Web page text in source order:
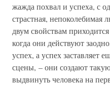
жажда похвал и успеха, с
страстная, непоколебимая
двум свойствам
когда они действуют
успех, а успех заставляет
сцены, – они создают
выдвинуть человека на